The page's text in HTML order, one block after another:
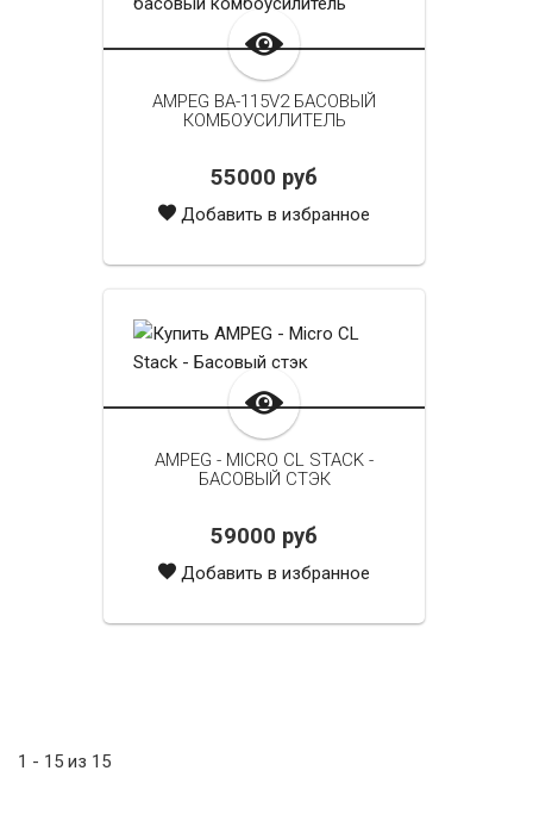
AMPEG BA-115V2 БАСОВЫЙ
КОМБОУСИЛИТЕЛЬ
55000 руб
Добавить в избранное
AMPEG - MICRO CL STACK -
БАСОВЫЙ СТЭК
59000 руб
Добавить в избранное
1 - 15 из 15